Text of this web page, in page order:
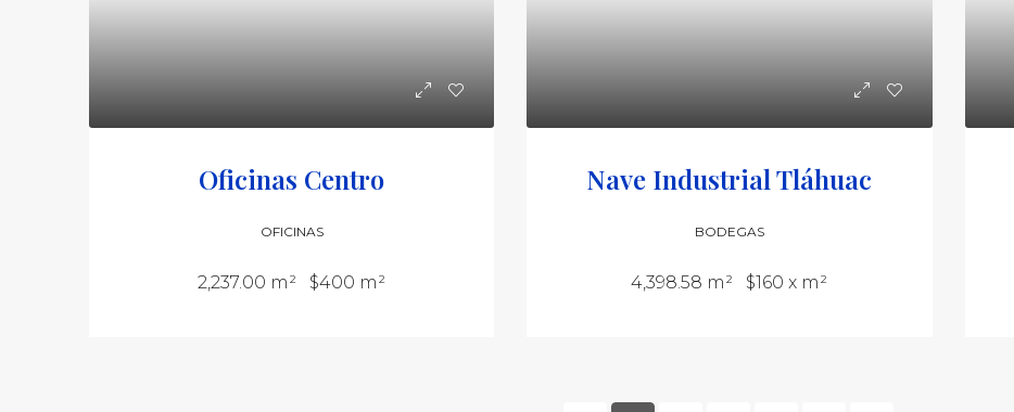
Oficinas Centro
OFICINAS
2,237.00 m² $400 m²
Nave Industrial Tláhuac
BODEGAS
4,398.58 m² $160 x m²